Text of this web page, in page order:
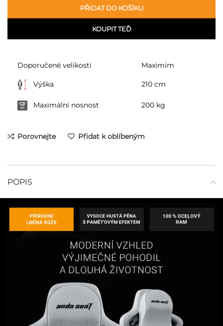
PŘIDAT DO KOŠÍKU
KOUPIT TEĎ
Doporučené velikosti Maximim
Výška 210 cm
Maximální nosnost 200 kg
Porovnejte Přidat k oblíbeným
POPIS